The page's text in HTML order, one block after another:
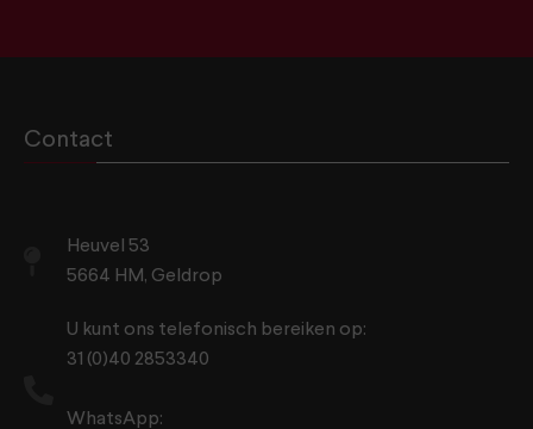
Contact
Heuvel 53
5664 HM, Geldrop
U kunt ons telefonisch bereiken op:
31 (0)40 2853340
WhatsApp: